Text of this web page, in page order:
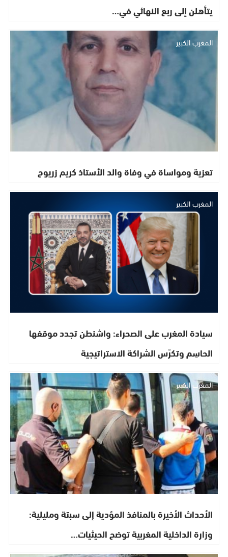
يتأهلن إلى ربع النهائي في…
المغرب الكبير
تعزية ومواساة في وفاة والد الأستاذ كريم زريوح
المغرب الكبير
سيادة المغرب على الصحراء: واشنطن تجدد موقفها
الحاسِم وتكرّس الشراكة الاستراتيجية
المغرب الكبير
الأحداث الأخيرة بالمنافذ المؤدية إلى سبتة ومليلية:
وزارة الداخلية المغربية توضح الحيثيات…